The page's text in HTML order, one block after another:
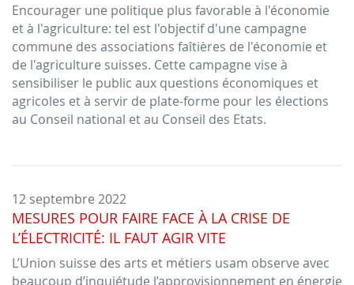
Encourager une politique plus favorable à l'économie
et à l'agriculture: tel est l'objectif d'une campagne
commune des associations faîtières de l'économie et
de l'agriculture suisses. Cette campagne vise à
sensibiliser le public aux questions économiques et
agricoles et à servir de plate-forme pour les élections
au Conseil national et au Conseil des Etats.
12 septembre 2022
MESURES POUR FAIRE FACE À LA CRISE DE
L’ÉLECTRICITÉ: IL FAUT AGIR VITE
L’Union suisse des arts et métiers usam observe avec
beaucoup d’inquiétude l’approvisionnement en énergie